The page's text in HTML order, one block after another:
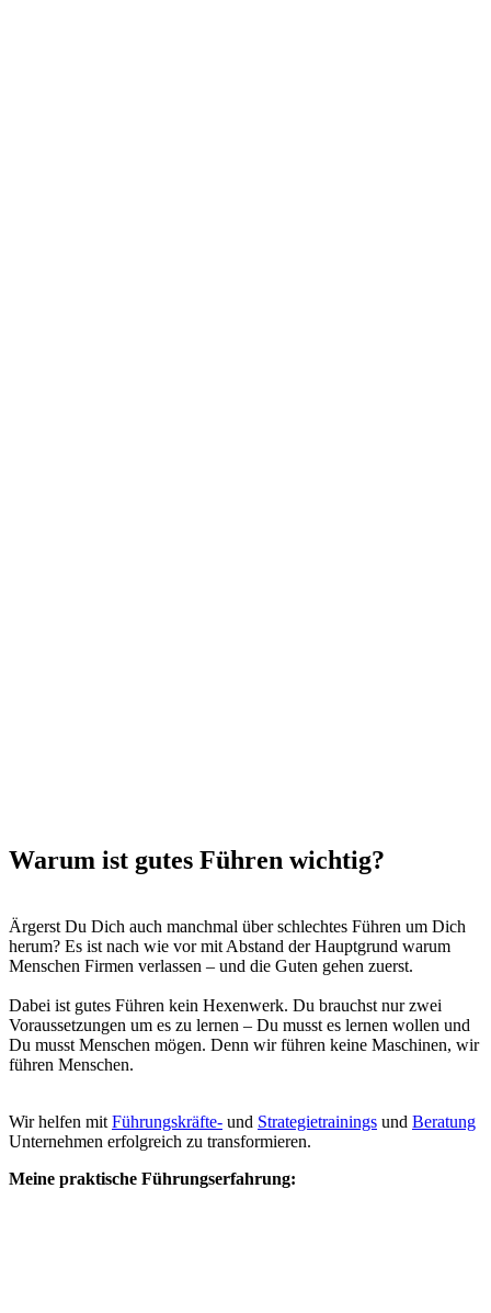
Warum ist gutes Führen wichtig?
Ärgerst Du Dich auch manchmal über schlechtes Führen um Dich
herum? Es ist nach wie vor mit Abstand der Hauptgrund warum
Menschen Firmen verlassen – und die Guten gehen zuerst.
Dabei ist gutes Führen kein Hexenwerk. Du brauchst nur zwei
Voraussetzungen um es zu lernen – Du musst es lernen wollen und
Du musst Menschen mögen. Denn wir führen keine Maschinen, wir
führen Menschen.
Wir helfen mit Führungskräfte- und Strategietrainings und Beratung
Unternehmen erfolgreich zu transformieren.
Meine praktische Führungserfahrung: